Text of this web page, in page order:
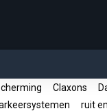
Claxons
ruit